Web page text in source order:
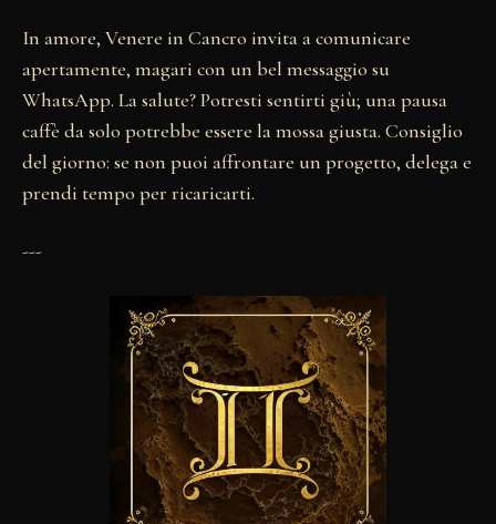
In amore, Venere in Cancro invita a comunicare
apertamente, magari con un bel messaggio su
WhatsApp. La salute? Potresti sentirti giù; una pausa
caffè da solo potrebbe essere la mossa giusta. Consiglio
del giorno: se non puoi affrontare un progetto, delega e
prendi tempo per ricaricarti.
---